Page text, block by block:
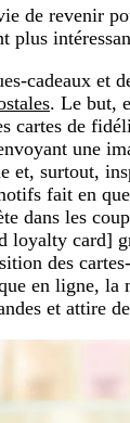
de revenir
plus
cadeaux et
. Le but,
cartes de
une
et, surtout,
fait en
dans les
loyalty card]
des
en ligne, la
et attire